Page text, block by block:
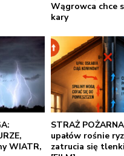
Wągrowca chce
kary
WIATR,
STRAŻ
upałów rośnie
zatrucia się